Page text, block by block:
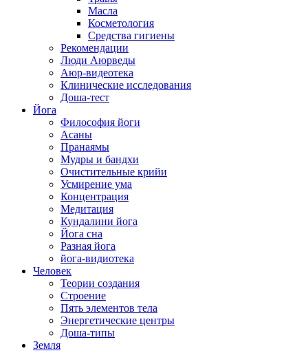
Масла
Косметология
Средства гигиены
Рекомендации
Люди Аюрведы
Аюр-видеотека
Клинические исследования
Доша-тест
Йога
Философия йоги
Асаны
Пранаямы
Мудры и бандхи
Очистительные крийи
Усмирение ума
Концентрация
Медитация
Кундалини йога
Йога сна
Разная йога
йога-видиотека
Человек
Теории создания
Строение
Пять элементов тела
Энергетические центры
Доша-типы
Земля